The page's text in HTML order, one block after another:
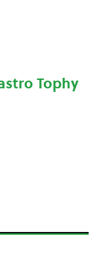
Tophy